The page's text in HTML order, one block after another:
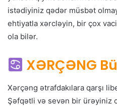
istədiyiniz qədər müsbət
ehtiyatla xərcləyin, bir çox
ola bilər.
XƏRÇƏNG
Xərçəng ətrafdakılara qarşı
Şəfqətli və sevən bir ürəyiniz